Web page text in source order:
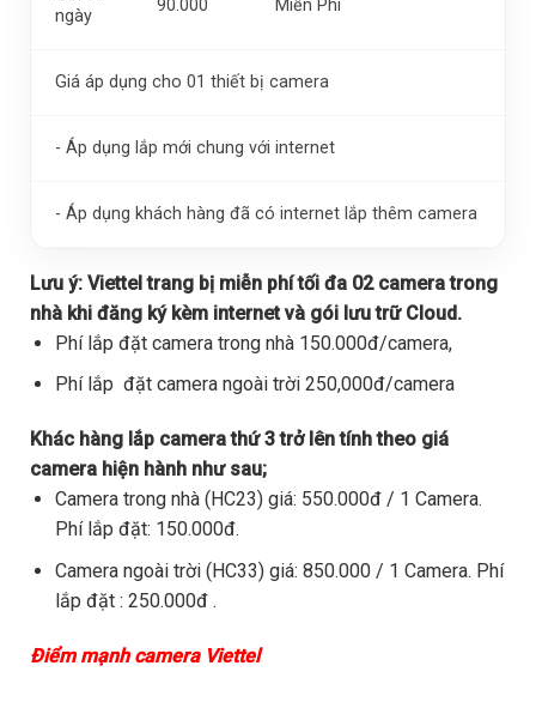
ngày
90.000 Miễn Phí
Giá áp dụng cho 01 thiết bị camera
- Áp dụng lắp mới chung với internet
- Áp dụng khách hàng đã có internet lắp thêm camera
Lưu ý: Viettel trang bị miễn phí tối đa 02 camera trong
nhà khi đăng ký kèm internet và gói lưu trữ Cloud.
Phí lắp đặt camera trong nhà 150.000đ/camera,
Phí lắp đặt camera ngoài trời 250,000đ/camera
Khác hàng lắp camera thứ 3 trở lên tính theo giá
camera hiện hành như sau;
Camera trong nhà (HC23) giá: 550.000đ / 1 Camera.
Phí lắp đặt: 150.000đ.
Camera ngoài trời (HC33) giá: 850.000 / 1 Camera. Phí
lắp đặt : 250.000đ .
Điểm mạnh camera Viettel